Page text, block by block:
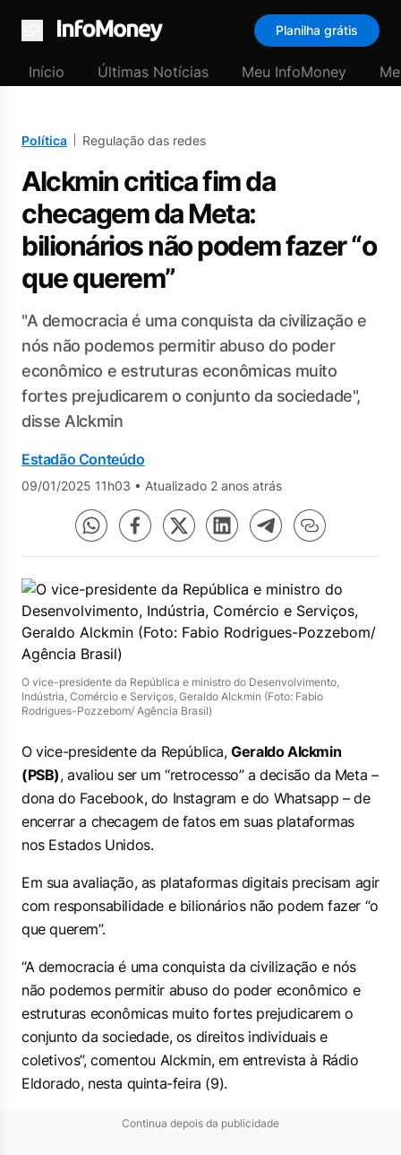
Menu
Planilha grátis
Início Últimas Notícias Meu InfoMoney
Política Regulação das redes
Alckmin critica fim da
checagem da Meta:
bilionários não podem fazer “o
que querem”
"A democracia é uma conquista da civilização e
nós não podemos permitir abuso do poder
econômico e estruturas econômicas muito
fortes prejudicarem o conjunto da sociedade",
disse Alckmin
Estadão Conteúdo
09/01/2025 11h03 • Atualizado 2 anos atrás
O vice-presidente da República e ministro do Desenvolvimento,
Indústria, Comércio e Serviços, Geraldo Alckmin (Foto: Fabio
Rodrigues-Pozzebom/ Agência Brasil)
O vice-presidente da República,Geraldo Alckmin
(PSB), avaliou ser um “retrocesso” a decisão da Meta –
dona do Facebook, do Instagram e do Whatsapp – de
encerrar a checagem de fatos em suas plataformas
nos Estados Unidos.
Em sua avaliação, as plataformas digitais precisam agir
com responsabilidade e bilionários não podem fazer “o
que querem”.
“A democracia é uma conquista da civilização e nós
não podemos permitir abuso do poder econômico e
estruturas econômicas muito fortes prejudicarem o
conjunto da sociedade, os direitos individuais e
coletivos”, comentou Alckmin, em entrevista à Rádio
Eldorado, nesta quinta-feira (9).
Continua depois da publicidade